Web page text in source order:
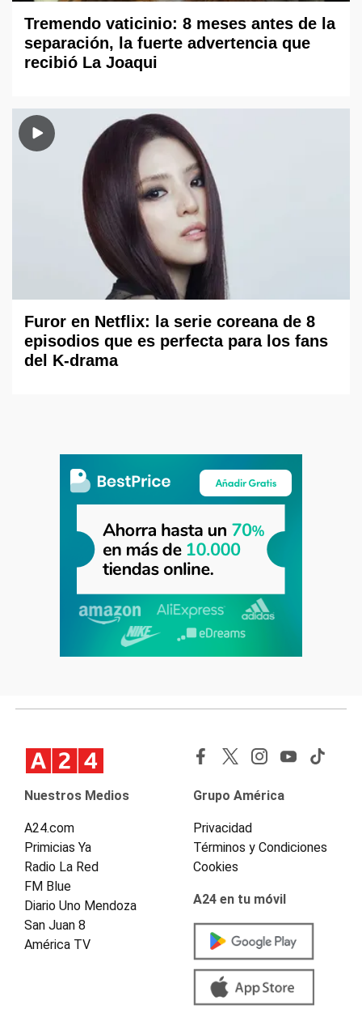
Tremendo vaticinio: 8 meses antes de la
separación, la fuerte advertencia que
recibió La Joaqui
Furor en Netflix: la serie coreana de 8
episodios que es perfecta para los fans
del K-drama
Nuestros Medios
A24.com
Primicias Ya
Radio La Red
FM Blue
Diario Uno Mendoza
San Juan 8
América TV
Grupo América
Privacidad
Términos y Condiciones
Cookies
A24 en tu móvil